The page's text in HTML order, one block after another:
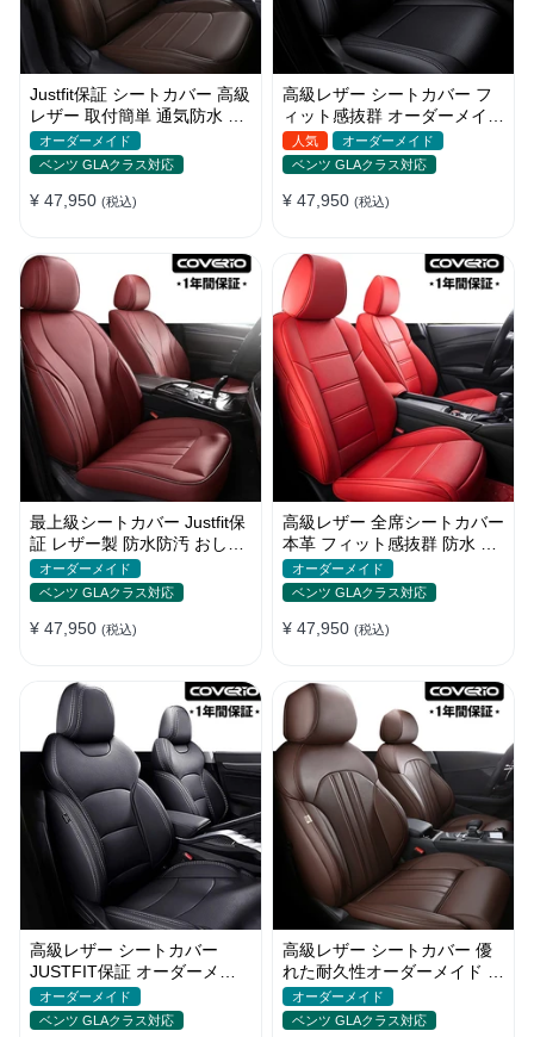
Justfit保証 シートカバー 高級
レザー 取付簡単 通気防水 お
しゃれ オーダーメイド 全席
セット
オーダーメイド
ベンツ GLAクラス対応
¥ 47,950 (税込)
高級レザー シートカバー フ
ィット感抜群 オーダーメイド
6色 通気防水 耐久性 全席セ
ット
人気
オーダーメイド
ベンツ GLAクラス対応
¥ 47,950 (税込)
最上級シートカバー Justfit保
証 レザー製 防水防汚 おしゃ
れ オーダーメイド 全席セッ
ト
オーダーメイド
ベンツ GLAクラス対応
¥ 47,950 (税込)
高級レザー 全席シートカバー
本革 フィット感抜群 防水 お
しゃれ 4色 オーダーメイド
オーダーメイド
ベンツ GLAクラス対応
¥ 47,950 (税込)
高級レザー シートカバー
JUSTFIT保証 オーダーメイ
ド 取付簡単 通気防水 おしゃ
れ
オーダーメイド
ベンツ GLAクラス対応
高級レザー シートカバー 優
れた耐久性オーダーメイド フ
ィット感 防汚防水 おしゃれ
オーダーメイド
ベンツ GLAクラス対応